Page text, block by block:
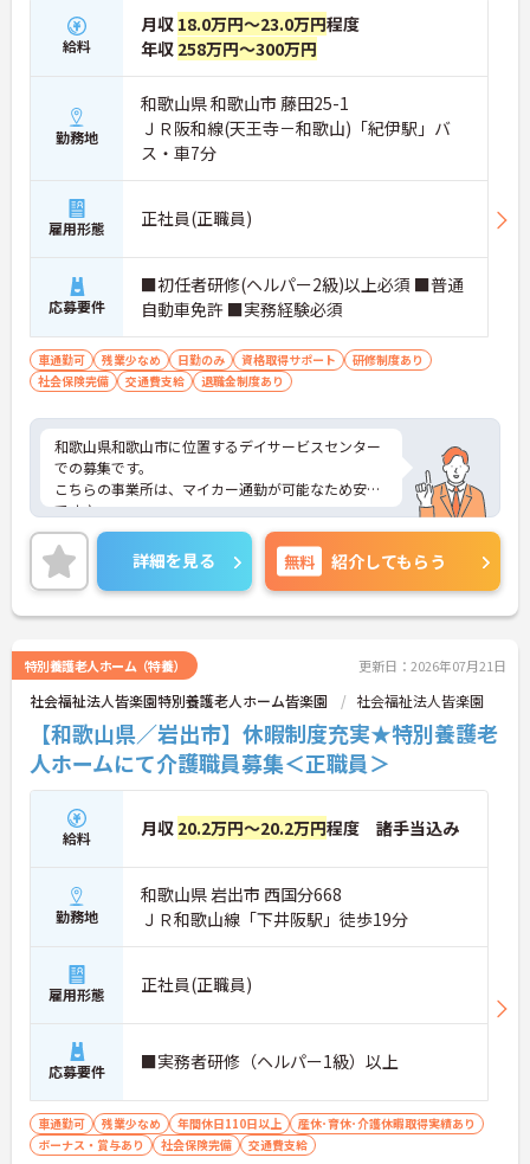
給料
月収 18.0万円～23.0万円程度
年収 258万円～300万円
勤務地
和歌山県 和歌山市 藤田25-1
ＪＲ阪和線(天王寺－和歌山)「紀伊駅」バ
ス・車7分
雇用形態 正社員(正職員)
応募要件
■初任者研修(ヘルパー2級)以上必須 ■普通
自動車免許 ■実務経験必須
車通勤可 残業少なめ 日勤のみ 資格取得サポート
研修制度あり
社会保険完備
交通費支給 退職金制度あり
和歌山県和歌山市に位置するデイサービスセンター
での募集です。
こちらの事業所は、マイカー通勤が可能なため安心
です♪
日勤帯のお仕事で、日曜日も固定休みのためプライ
ベートの時間も確保しやすいです。
ご興味のある方はご面接のポイントをしますので、
お気軽にお問い合わせください。
詳細を見る 無料 紹介してもらう
特別養護老人ホーム（特養） 更新日：2026年07月21日
社会福祉法人皆楽園特別養護老人ホーム皆楽園 社会福祉法人皆楽園
【和歌山県／岩出市】休暇制度充実★特別養護老
人ホームにて介護職員募集＜正職員＞
給料 月収 20.2万円～20.2万円程度 諸手当込み
勤務地
和歌山県 岩出市 西国分668
ＪＲ和歌山線「下井阪駅」徒歩19分
雇用形態 正社員(正職員)
応募要件 ■実務者研修（ヘルパー1級）以上
車通勤可 残業少なめ 年間休日110日以上
産休･育休･介護休暇取得実績あり
ボーナス・賞与あり
社会保険完備 交通費支給